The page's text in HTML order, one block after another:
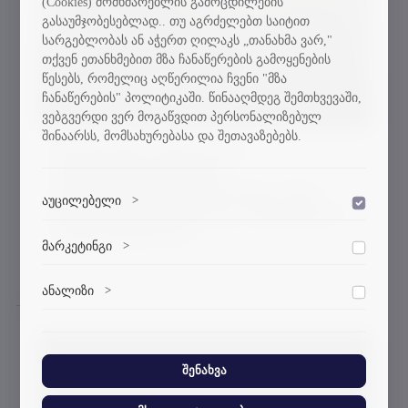
დაწესებულებიდან მობილობის
წესით გადმომსვლელ სტუდენტთა
გასაუმჯობესებლად.. თუ აგრძელებთ საიტით
სარგებლობას ან აჭერთ ღილაკს „თანახმა ვარ,"
თქვენ ეთანხმებით მზა ჩანაწერების გამოყენების
წესებს, რომელიც აღწერილია ჩვენი "მზა
ჩანაწერების" პოლიტიკაში. წინააღმდეგ შემთხვევაში,
ვებგვერდი ვერ მოგაწვდით პერსონალიზებულ
შინაარსს, მომსახურებასა და შეთავაზებებს.
აუცილებელი >
დაშვება
ვებსაიტის გამართული ფუნქციონირებისთვის
აუცილებელი ქუქი-ფაილები.
მარკეტინგი >
დაშვება
მარკეტინგული ქუქი-ფაილები გვეხმარება
პერსონალიზებული კონტენტისა და რეკლამების
ანალიზი >
დაშვება
შენახვა